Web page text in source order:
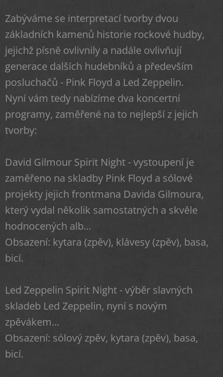
Zabýváme se interpretací tvorby dvou
základních kamenů historie rockové hudby,
jejichž písně ovlivnily a nadále ovlivňují
generace dalších hudebníků a především
posluchačů - Pink Floyd a Led Zeppelin.
Nyní vám tedy nabízíme dva koncertní
programy, zaměřené na to nejlepší z jejich
tvorby:
David Gilmour Spirit Night - vystoupení je
zaměřeno na skladby Pink Floyd a sólové
projekty jejich frontmana Davida Gilmoura,
který vydal několik samostatných a skvěle
hodnocených alb...
Obsazení: kytara (zpěv), klávesy (zpěv), basa,
bicí.
Led Zeppelin Spirit Night - výběr slavných
skladeb Led Zeppelin, nyní s novým
zpěvákem...
Obsazení: sólový zpěv, kytara (zpěv), basa,
bicí.